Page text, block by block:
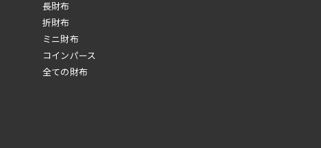
長財布
折財布
ミニ財布
コインパース
全ての財布